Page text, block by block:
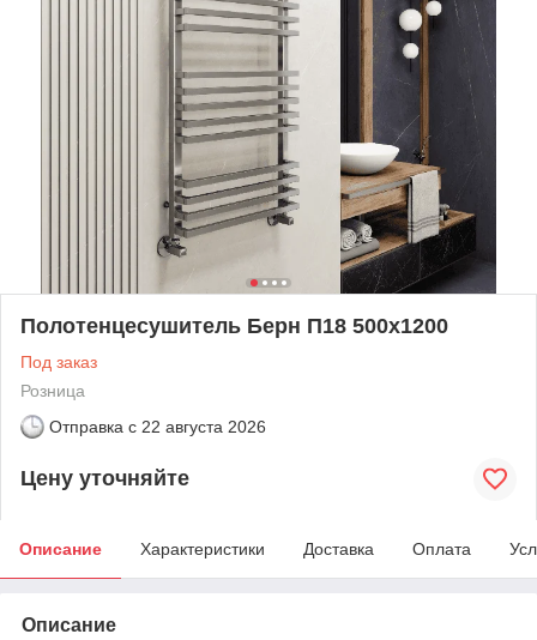
Полотенцесушитель Берн П18 500х1200
Под заказ
Розница
Отправка с 22 августа 2026
Цену уточняйте
Описание Характеристики Доставка Оплата
Описание